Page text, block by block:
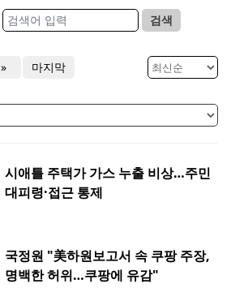
검색
» 마지막
시애틀 주택가 가스 누출 비상…주민
대피령·접근 통제
국정원 "美하원보고서 속 쿠팡 주장,
명백한 허위…쿠팡에 유감"